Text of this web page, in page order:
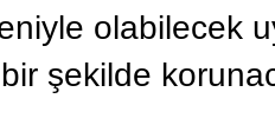
olabilecek
şekilde